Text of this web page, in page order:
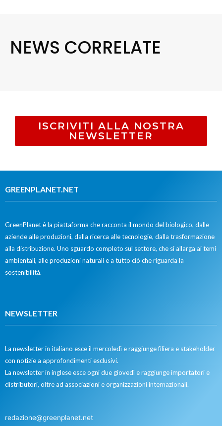
NEWS CORRELATE
ISCRIVITI ALLA NOSTRA
NEWSLETTER
GREENPLANET.NET
GreenPlanet è la piattaforma che racconta il mondo del biologico, dalle
aziende alle produzioni, dalla ricerca alle tecnologie, dalla trasformazione
alla distribuzione. Uno sguardo completo sul settore, che si allarga ai temi
ambientali, alle produzioni naturali e a tutto ciò che riguarda la
sostenibilità.
NEWSLETTER
La newsletter in italiano esce il mercoledì e raggiunge filiera e stakeholder
con notizie a approfondimenti esclusivi.
La newsletter in inglese esce ogni due giovedì e raggiunge importatori e
distributori, oltre ad associazioni e organizzazioni internazionali.
redazione@greenplanet.net